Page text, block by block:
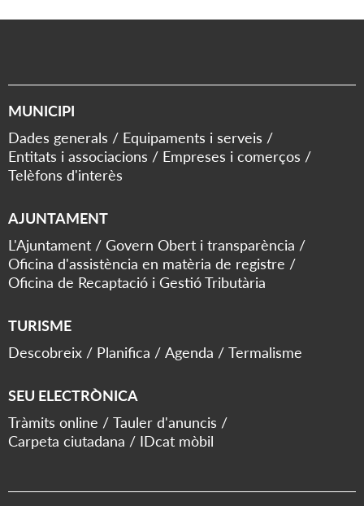
MUNICIPI
Dades generals
Equipaments i serveis
Entitats i associacions
Empreses i comerços
Telèfons d'interès
AJUNTAMENT
L'Ajuntament
Govern Obert i transparència
Oficina d'assistència en matèria de registre
Oficina de Recaptació i Gestió Tributària
TURISME
Descobreix
Planifica Agenda Termalisme
SEU ELECTRÒNICA
Tràmits online
Tauler d'anuncis
Carpeta ciutadana
IDcat mòbil